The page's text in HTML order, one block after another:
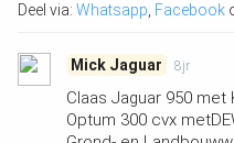
Deel via: Whatsapp, Facebook
Mick Jaguar 8jr
Claas Jaguar 950 met
Optum 300 cvx